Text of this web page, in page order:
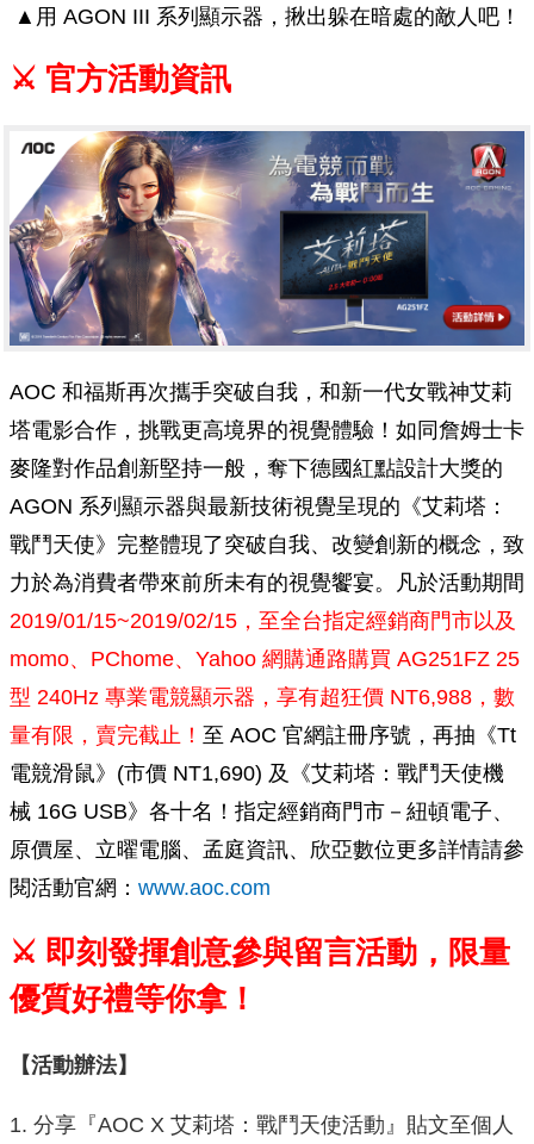
▲用 AGON III 系列顯示器，揪出躲在暗處的敵人吧！
⚔ 官方活動資訊
AOC 和福斯再次攜手突破自我，和新一代女戰神艾莉
塔電影合作，挑戰更高境界的視覺體驗！如同詹姆士卡
麥隆對作品創新堅持一般，奪下德國紅點設計大獎的
AGON 系列顯示器與最新技術視覺呈現的《艾莉塔：
戰鬥天使》完整體現了突破自我、改變創新的概念，致
力於為消費者帶來前所未有的視覺饗宴。凡於活動期間
2019/01/15~2019/02/15，至全台指定經銷商門市以及
momo、PChome、Yahoo 網購通路購買 AG251FZ 25
型 240Hz 專業電競顯示器，享有超狂價 NT6,988，數
量有限，賣完截止！ 至 AOC 官網註冊序號，再抽《Tt
電競滑鼠》(市價 NT1,690) 及《艾莉塔：戰鬥天使機
械 16G USB》各十名！指定經銷商門市－紐頓電子、
原價屋、立曜電腦、孟庭資訊、欣亞數位更多詳情請參
閱活動官網： www.aoc.com
⚔ 即刻發揮創意參與留言活動，限量
優質好禮等你拿！
【活動辦法】
1. 分享『AOC X 艾莉塔：戰鬥天使活動』貼文至個人